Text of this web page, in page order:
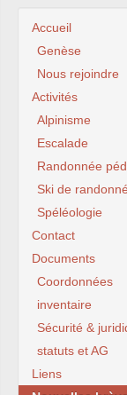
Accueil
Genèse
Nous rejoindre
Activités
Alpinisme
Escalade
Randonnée
Ski de
Spéléologie
Contact
Documents
Coordonnées
inventaire
Sécurité &
statuts et AG
Liens